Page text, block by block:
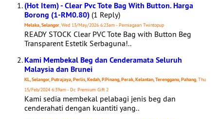
(Hot Item) - Clear Pvc Tote Bag With Button. Harga
Borong (1-RM0.80) (1 Reply)
Melaka, Selangor, Wed 13/May/2026 6:23am - Perniagaan Twintopup
READY STOCK Clear PVC Tote Bag with Button Beg
Transparent Estetik Serbaguna!..
Kami Membekal Beg dan Cenderamata Seluruh
Malaysia dan Brunei
KL, Selangor, Putrajaya, Perlis, Kedah, P.Pinang, Perak, Kelantan, Terengganu, Pahang, Thu
15/Feb/2024 6:39am - Dc Premium Gift 2
Kami sedia membekal pelabagi jenis beg dan
cenderahati dengan kuantiti yang..